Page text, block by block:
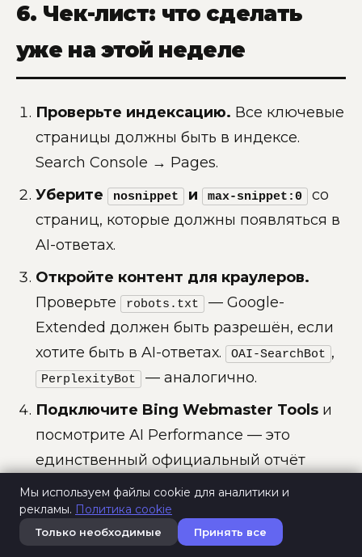
6. Чек-лист: что сделать
уже на этой неделе
Проверьте индексацию. Все ключевые
страницы должны быть в индексе.
Search Console → Pages.
Уберите
nosnippet и max-snippet:0
со
страниц, которые должны появляться в
AI-ответах.
Откройте контент для краулеров.
Проверьте
robots.txt
— Google-
Extended должен быть разрешён, если
хотите быть в AI-ответах.
OAI-SearchBot ,
PerplexityBot
— аналогично.
Подключите Bing Webmaster Tools и
посмотрите AI Performance — это
единственный официальный отчёт
цитирований в Copilot.
Просмотрите топовые страницы
глазами человека.Есть ли там
Мы используем файлы cookie для аналитики и
рекламы. Политика cookie
Только необходимые Принять все